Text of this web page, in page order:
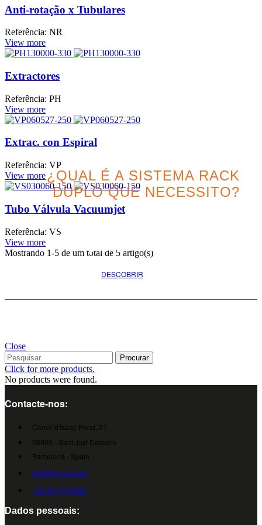
Anti-rotação x Tubulares
Referência: NR
View more
Extractores
Referência: PH
View more
Extrac. con Espiral
Referência: VP
View more
Tubo Válvula Vacuumjet
Referência: VS
View more
Mostrando 1-5 de um total de 5 artigo(s)
¿QUAL É A SISTEMA RACK
DUPLO QUE NECESSITO?
Procure a melhor opção
DESCOBRIR
Close
Procurar
Click for more products.
No products were found.
Contacte-nos:
Carrer d'Isaac Peral, 21
08960 - Sant Just Desvern
Barcelona - Spain
info@cumsa.com
+34 93 473 2552
Dados pessoais: